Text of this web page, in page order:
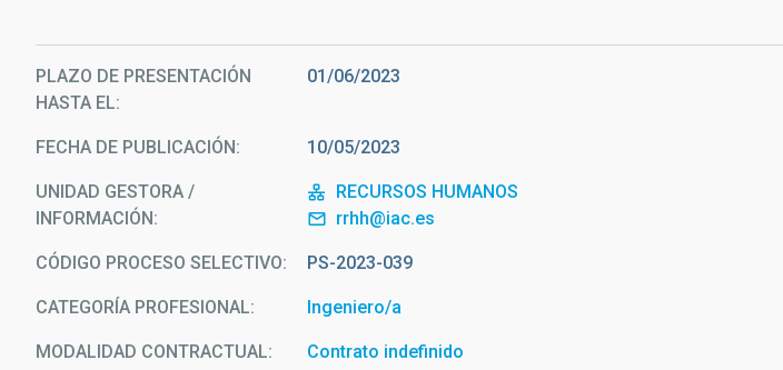
a
la
navegación
PLAZO DE PRESENTACIÓN
HASTA EL
01/06/2023
FECHA DE PUBLICACIÓN 10/05/2023
UNIDAD GESTORA /
INFORMACIÓN
RECURSOS HUMANOS
rrhh@iac.es
CÓDIGO PROCESO SELECTIVO PS-2023-039
CATEGORÍA PROFESIONAL Ingeniero/a
MODALIDAD CONTRACTUAL Contrato indefinido